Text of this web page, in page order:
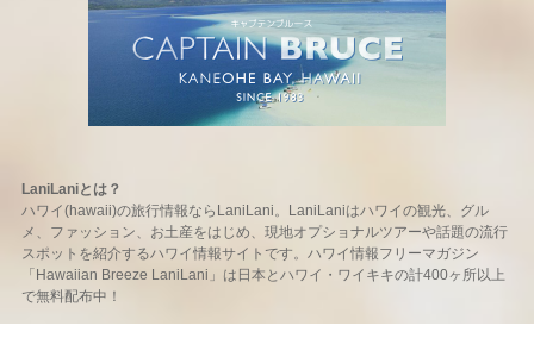
LaniLaniとは？
ハワイ(hawaii)の旅行情報ならLaniLani。LaniLaniはハワイの観光、グル
メ、ファッション、お土産をはじめ、現地オプショナルツアーや話題の流行
スポットを紹介するハワイ情報サイトです。ハワイ情報フリーマガジン
「Hawaiian Breeze LaniLani」は日本とハワイ・ワイキキの計400ヶ所以上
で無料配布中！